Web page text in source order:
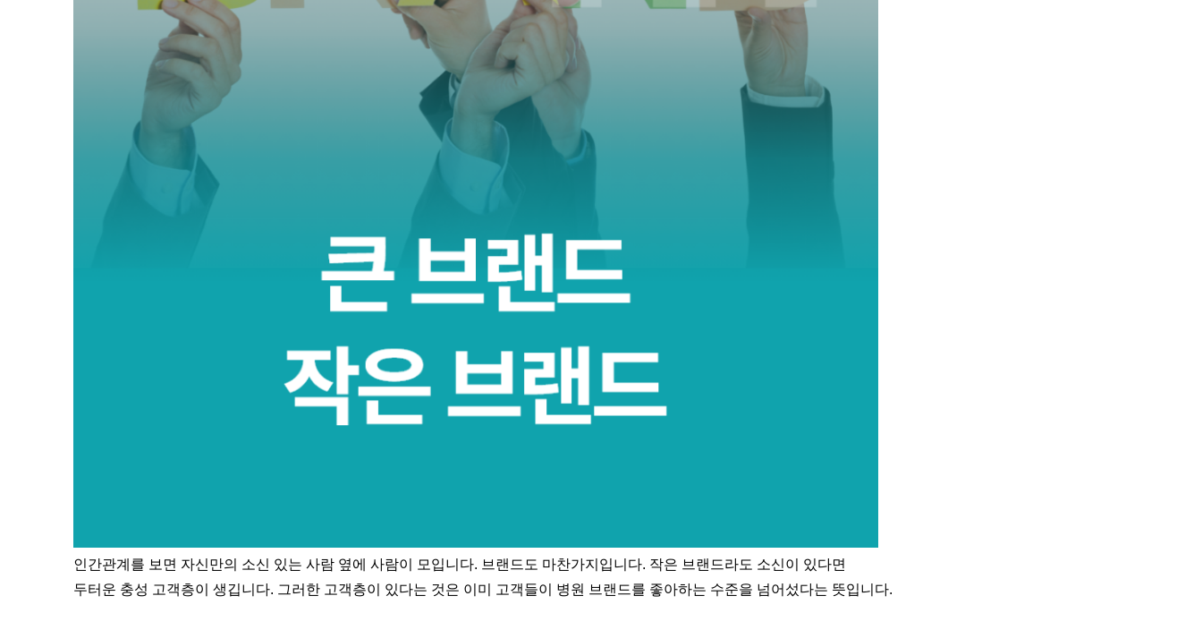
인간관계를 보면 자신만의 소신 있는 사람 옆에 사람이 모입니다. 브랜드도 마찬가지입니다. 작은 브랜드라도 소신이 있다면
두터운 충성 고객층이 생깁니다. 그러한 고객층이 있다는 것은 이미 고객들이 병원 브랜드를 좋아하는 수준을 넘어섰다는 뜻입니다.